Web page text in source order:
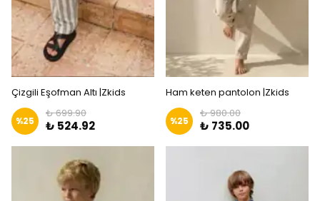
Çizgili Eşofman Altı |Zkids
%25
₺ 699.90
₺ 524.92
Ham keten pantolon |Zkids
%25
₺ 980.00
₺ 735.00